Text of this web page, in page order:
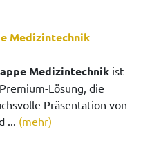
Medizintechnik
Medizintechnikist
Lösung, die
Präsentation von
... (mehr)